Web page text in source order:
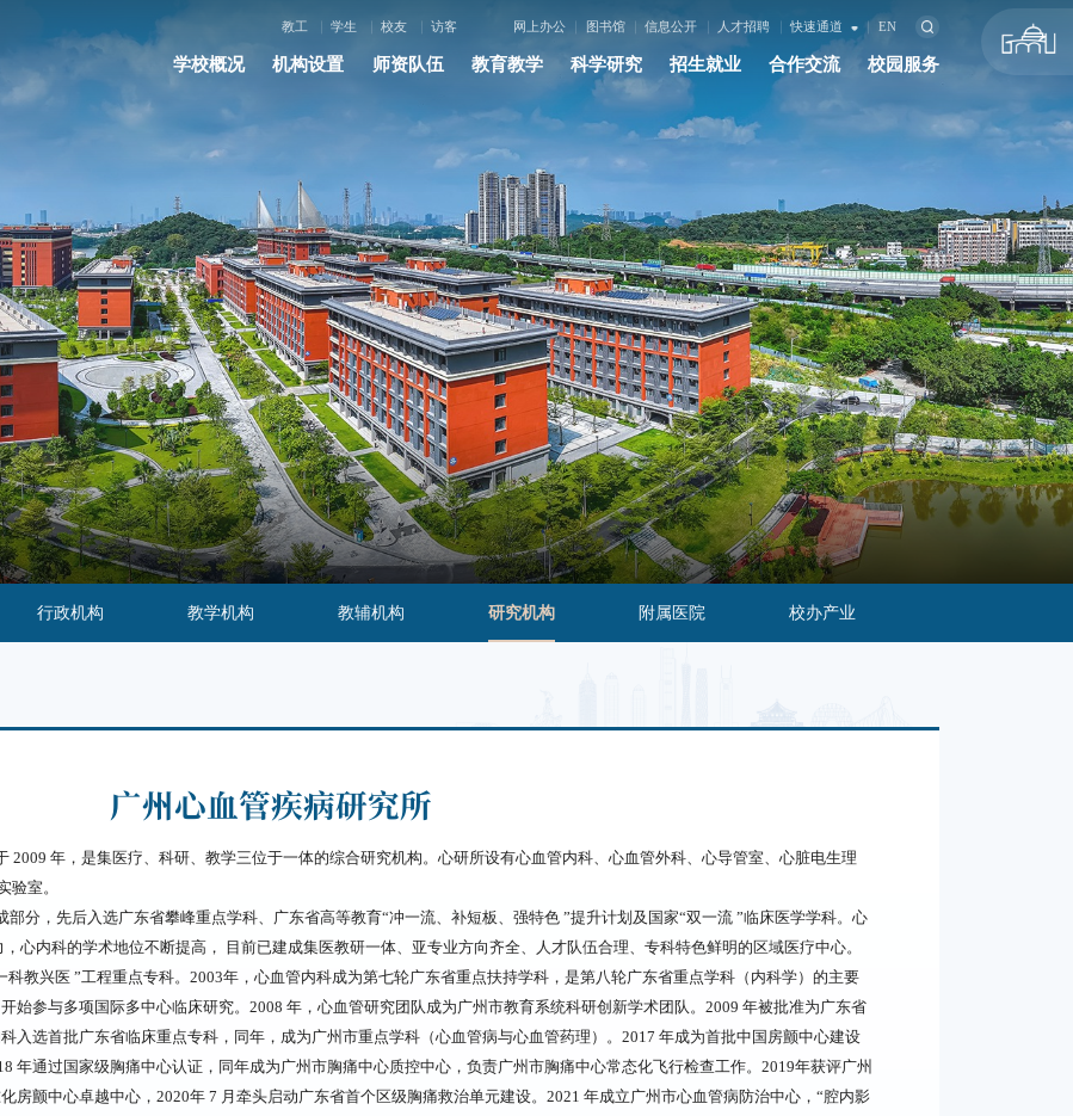
教工 学生 校友 访客 网上办公 图书馆 信息公开 人才招聘 快速通道 EN
学校概况 机构设置 师资队伍 教育教学 科学研究 招生就业 合作交流 校园服务
行政机构 教学机构 教辅机构 研究机构 附属医院 校办产业
广州心血管疾病研究所
2009 年，是集医疗、科研、教学三位于一体的综合研究机构。心研所设有心血管内科、心血管外科、心导管室、心脏电生理
验室。
分，先后入选广东省攀峰重点学科、广东省高等教育“冲一流、补短板、强特色 ”提升计划及国家“双一流 ”临床医学学科。心
心内科的学术地位不断提高， 目前已建成集医教研一体、亚专业方向齐全、人才队伍合理、专科特色鲜明的区域医疗中心。
教兴医 ”工程重点专科。2003年，心血管内科成为第七轮广东省重点扶持学科，是第八轮广东省重点学科（内科学）的主要
始参与多项国际多中心临床研究。2008 年，心血管研究团队成为广州市教育系统科研创新学术团队。2009 年被批准为广东省
入选首批广东省临床重点专科，同年，成为广州市重点学科（心血管病与心血管药理）。2017 年成为首批中国房颤中心建设
年通过国家级胸痛中心认证，同年成为广州市胸痛中心质控中心，负责广州市胸痛中心常态化飞行检查工作。2019年获评广州
房颤中心卓越中心，2020年 7 月牵头启动广东省首个区级胸痛救治单元建设。2021 年成立广州市心血管病防治中心，“腔内影